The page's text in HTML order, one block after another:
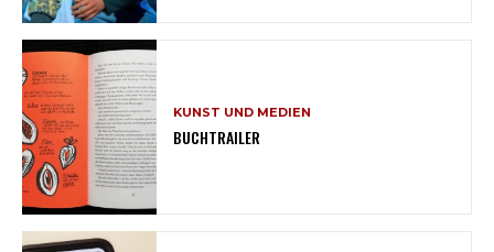
KUNST UND MEDIEN
BUCHTRAILER